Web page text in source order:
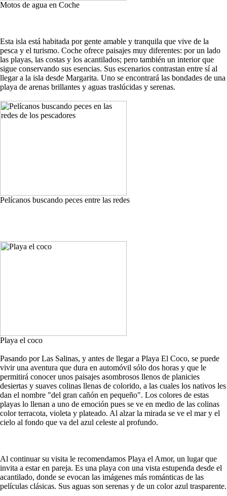
Motos de agua en Coche
Esta isla está habitada por gente amable y tranquila que vive de la
pesca y el turismo. Coche ofrece paisajes muy diferentes: por un lado
las playas, las costas y los acantilados; pero también un interior que
sigue conservando sus esencias. Sus escenarios contrastan entre sí al
llegar a la isla desde Margarita. Uno se encontrará las bondades de una
playa de arenas brillantes y aguas traslúcidas y serenas.
Pelícanos buscando peces entre las redes
Playa el coco
Pasando por Las Salinas, y antes de llegar a Playa El Coco, se puede
vivir una aventura que dura en automóvil sólo dos horas y que le
permitirá conocer unos paisajes asombrosos llenos de planicies
desiertas y suaves colinas llenas de colorido, a las cuales los nativos les
dan el nombre "del gran cañón en pequeño". Los colores de estas
playas lo llenan a uno de emoción pues se ve en medio de las colinas
color terracota, violeta y plateado. Al alzar la mirada se ve el mar y el
cielo al fondo que va del azul celeste al profundo.
Al continuar su visita le recomendamos Playa el Amor, un lugar que
invita a estar en pareja. Es una playa con una vista estupenda desde el
acantilado, donde se evocan las imágenes más románticas de las
películas clásicas. Sus aguas son serenas y de un color azul trasparente.